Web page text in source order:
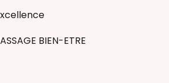
BIEN-ETRE​